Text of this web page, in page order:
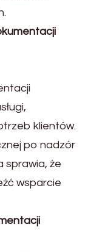
klientów.
po nadzór
sprawia, że
wsparcie